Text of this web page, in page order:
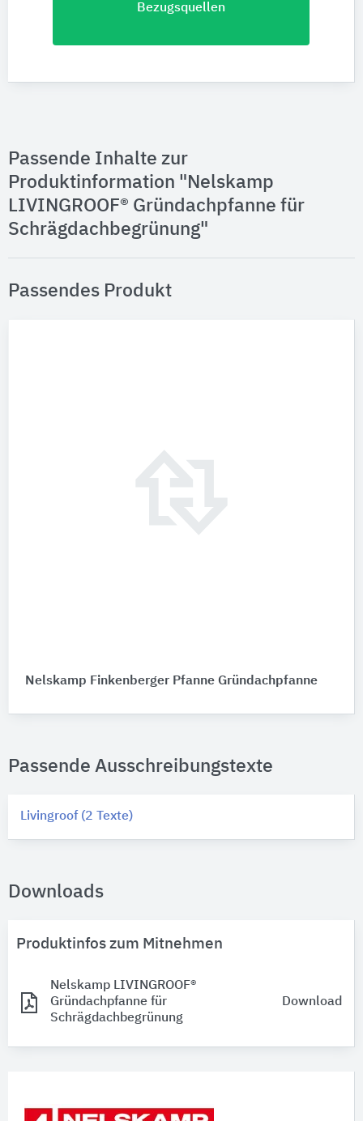
Bezugsquellen
Passende Inhalte zur
Produktinformation "Nelskamp
LIVINGROOF® Gründachpfanne für
Schrägdachbegrünung"
Passendes Produkt
Nelskamp Finkenberger Pfanne Gründachpfanne
Passende Ausschreibungstexte
Livingroof (2 Texte)
Downloads
Produktinfos zum Mitnehmen
Nelskamp LIVINGROOF®
Gründachpfanne für
Schrägdachbegrünung
Download